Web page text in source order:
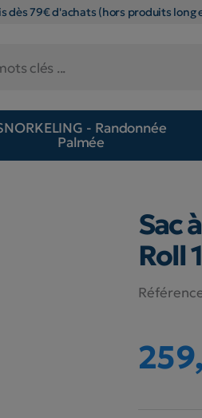
dès 79€ d'achats (hors produits long
- Randonnée
Palmée
Sac
Roll